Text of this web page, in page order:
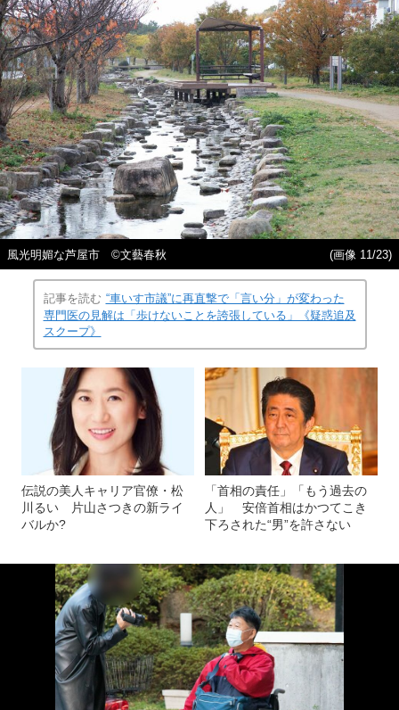
風光明媚な芦屋市 ©︎文藝春秋 (画像 11/23)
記事を読む “車いす市議”に再直撃で「言い分」が変わった
専門医の見解は「歩けないことを誇張している」《疑惑追及
スクープ》
伝説の美人キャリア官僚・松
川るい 片山さつきの新ライ
バルか?
「首相の責任」「もう過去の
人」 安倍首相はかつてこき
下ろされた“男”を許さない